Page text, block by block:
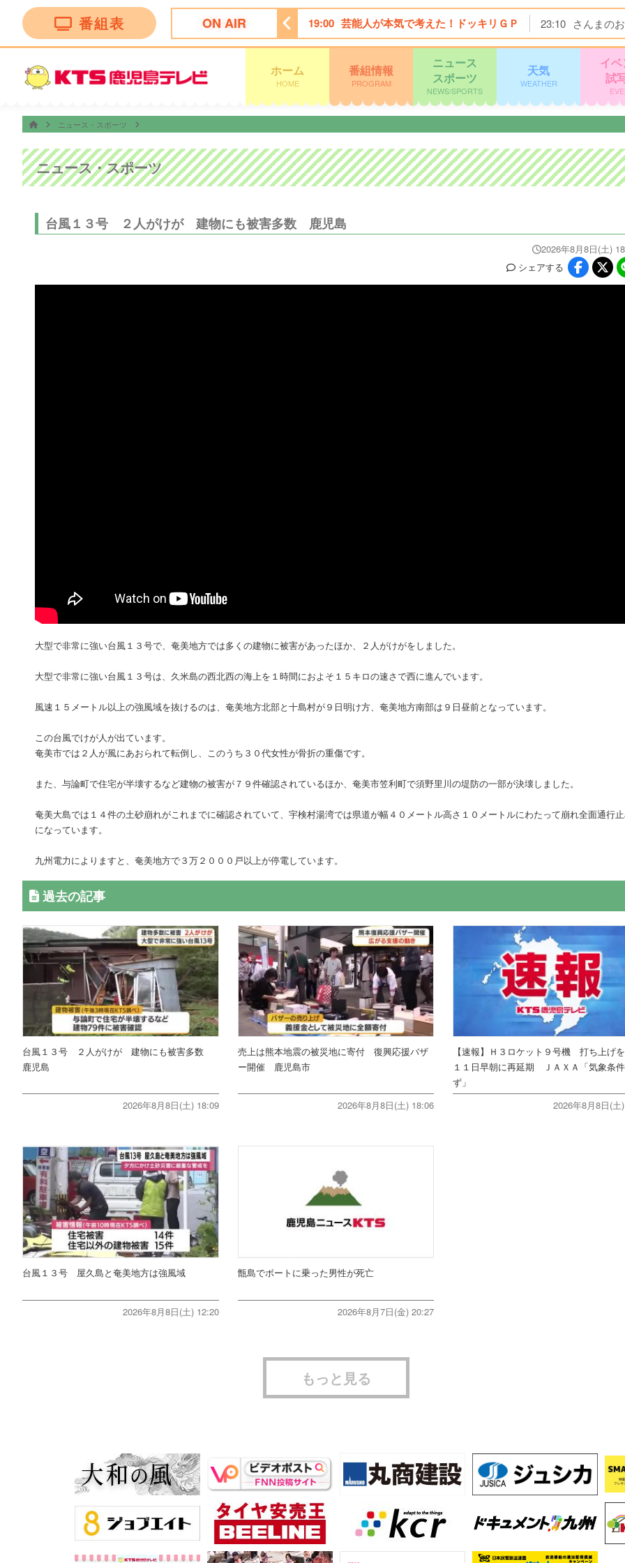
番組表 ON AIR
トークバラエティー”！ 18:30 ナマ・イキＶＯＩＣＥ 19:00 芸能人が本気で考えた！ドッキリＧＰ 23:10 さんまの
ホーム
HOME
番組情報
PROGRAM
ニュース
スポーツ
NEWS/SPORTS
天気
WEATHER
イ
試
ニュース・スポーツ
ニュース・スポーツ
台風１３号 ２人がけが 建物にも被害多数 鹿児島
2026年8月8日(土)
シェアする
大型で非常に強い台風１３号で、奄美地方では多くの建物に被害があったほか、２人がけがをしました。
大型で非常に強い台風１３号は、久米島の西北西の海上を１時間におよそ１５キロの速さで西に進んでいます。
風速１５メートル以上の強風域を抜けるのは、奄美地方北部と十島村が９日明け方、奄美地方南部は９日昼前となっています。
この台風でけが人が出ています。
奄美市では２人が風にあおられて転倒し、このうち３０代女性が骨折の重傷です。
また、与論町で住宅が半壊するなど建物の被害が７９件確認されているほか、奄美市笠利町で須野里川の堤防の一部が決壊しました。
奄美大島では１４件の土砂崩れがこれまでに確認されていて、宇検村湯湾では県道が幅４０メートル高さ１０メートルにわたって崩れ全面通行
になっています。
九州電力によりますと、奄美地方で３万２０００戸以上が停電しています。
過去の記事
台風１３号 ２人がけが 建物にも被害多数
鹿児島
2026年8月8日(土) 18:09
売上は熊本地震の被災地に寄付 復興応援バザ
ー開催 鹿児島市
2026年8月8日(土) 18:06
【速報】Ｈ３ロケット９号機 打ち上げ
１１日早朝に再延期 ＪＡＸＡ「気象条
ず」
2026年8月8日(土
台風１３号 屋久島と奄美地方は強風域
2026年8月8日(土) 12:20
甑島でボートに乗った男性が死亡
2026年8月7日(金) 20:27
もっと見る